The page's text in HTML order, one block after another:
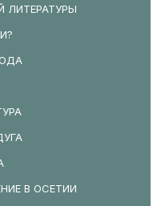
ЛИТЕРАТУРЫ
В ОСЕТИИ